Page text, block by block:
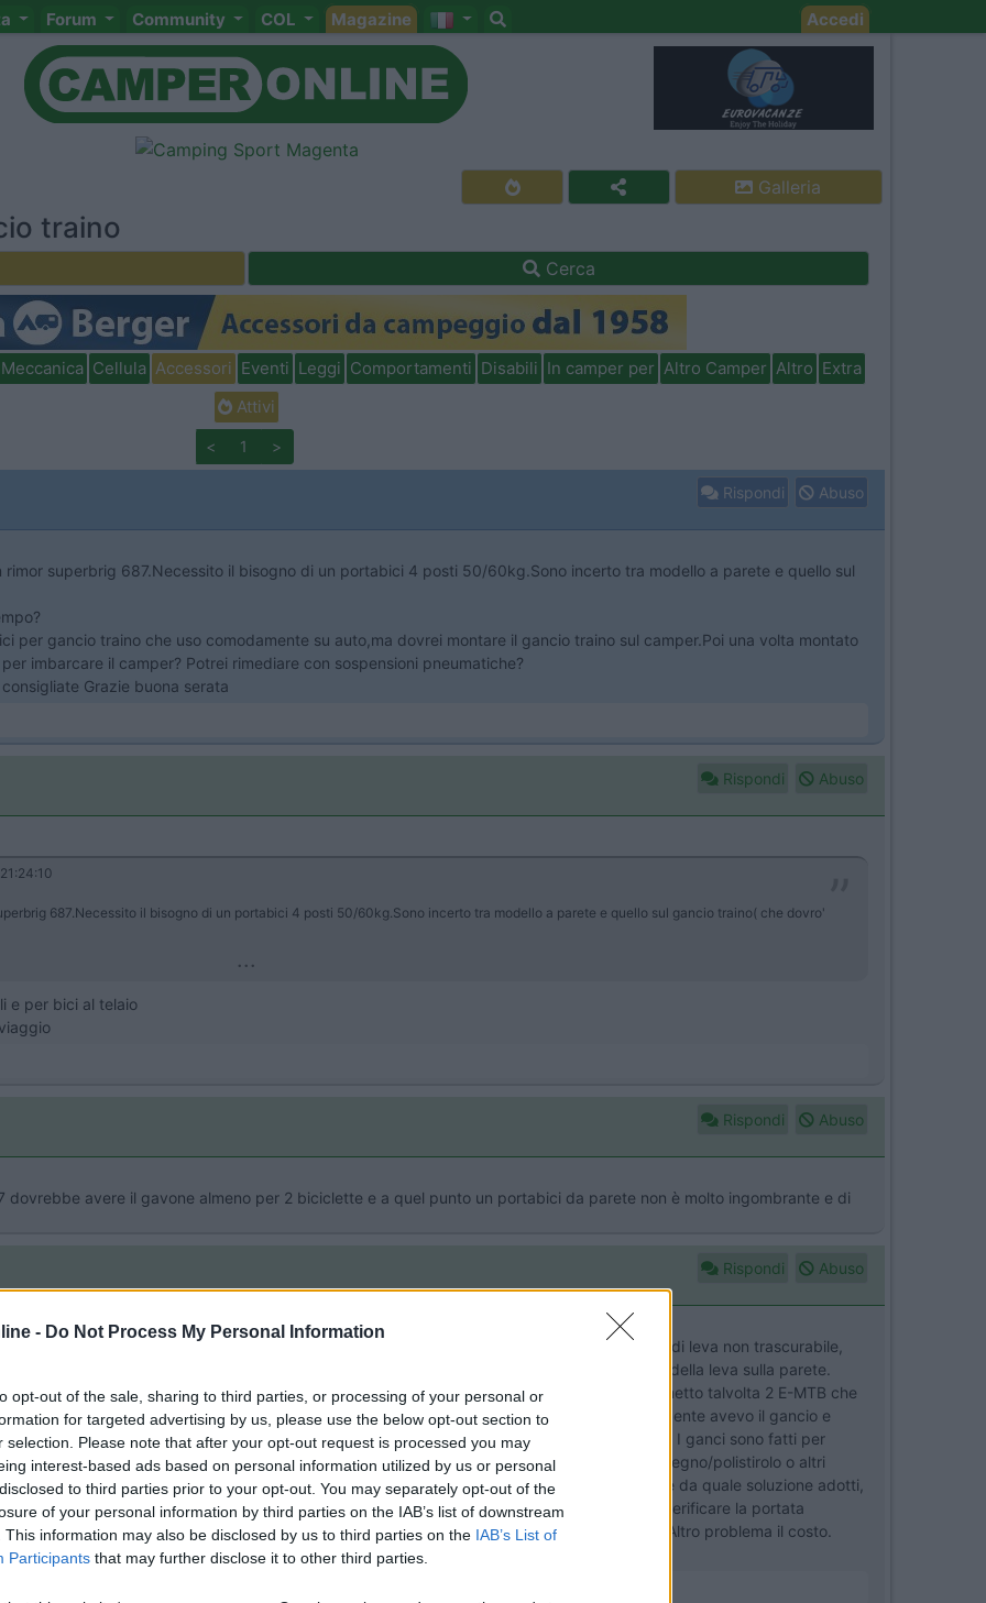
- Do Not Process My Personal Information
opt-out of the sale, sharing to third parties, or processing of your personal or
for targeted advertising by us, please use the below opt-out section to
selection. Please note that after your opt-out request is processed you may
interest-based ads based on personal information utilized by us or personal
to third parties prior to your opt-out. You may separately opt-out of the
of your personal information by third parties on the IAB’s list of downstream
This information may also be disclosed by us to third parties on the IAB’s List of
Participants that may further disclose it to other third parties.
Forum Community COL Magazine Accedi
Galleria
traino
Cerca
Meccanica Cellula Accessori Eventi Leggi Comportamenti Disabili In camper per Altro Camper Altro Extra
Attivi
< 1 >
Rispondi Abuso
superbrig 687.Necessito il bisogno di un portabici 4 posti 50/60kg.Sono incerto tra modello a parete e quello sul
per gancio traino che uso comodamente su auto,ma dovrei montare il gancio traino sul camper.Poi una volta montato
imbarcare il camper? Potrei rimediare con sospensioni pneumatiche?
consigliate Grazie buona serata
Rispondi Abuso
21:24:10
687.Necessito il bisogno di un portabici 4 posti 50/60kg.Sono incerto tra modello a parete e quello sul gancio traino( che dovro'
...
e per bici al telaio
Rispondi Abuso
avere il gavone almeno per 2 biciclette e a quel punto un portabici da parete non è molto ingombrante e di
Rispondi Abuso
4 persone. Considerando un peso di 13-14 kg per bicicletta sono 52 kg con un braccio di leva non trascurabile,
che, in queste condizioni, legavano il tutto ai mancorrenti superiori per ridurre l'effetto della leva sulla parete.
quindi tuttosommato la cosa funzionava. Io ho un porta-bici da gancio traino dove metto talvolta 2 E-MTB che
è ridotta. Le monto sul gancio dall'auto, ma anche sul camper se serve. Nel camper precedente avevo il gancio e
gavone) . Secondo me la soluzione sul gancio è più sicura e meno stressante per la cellula. I ganci sono fatti per
adeguato ed i pesi sono rispettati, la struttura è sicuramente più adeguata della parete in legno/polistirolo o altri
adeguate contropiastre. Per quanto riguarda l'effetto sullo sbalzo è identico e non dipende da quale soluzione adotti,
al peso sicuramente già importante che grava sull'asse posteriore. Ma li si tratta di verificare la portata
se montato su Ford Transit gemellato) e verificare alla pesa quanto effettivamente ce n'è. Altro problema il costo.
1500 euro.
per contestare l'opinione degli altri.